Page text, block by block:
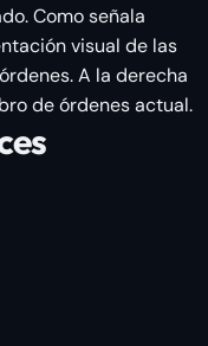
Como señala
visual de las
A la derecha
de órdenes actual.